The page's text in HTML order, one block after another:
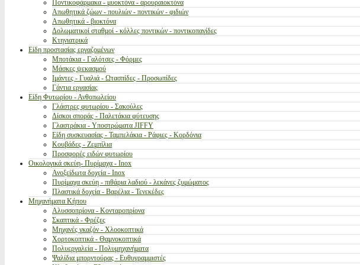
Ποντικοφάρμακα - μυοκτόνα - αρουραιοκτόνα
Απωθητικά ζώων - πουλιών - ποντικών - φιδιών
Απωθητικά - βιοκτόνα
Δολωματικοί σταθμοί - κόλλες ποντικών - ποντικοπαγίδες
Κτηνιατρικά
Είδη προστασίας εργαζομένων
Μποτάκια - Γαλότσες - Φόρμες
Μάσκες ψεκασμού
Ιμάντες - Γυαλιά - Ωτασπίδες - Προσωπίδες
Γάντια εργασίας
Είδη Φυτωρίου - Ανθοπωλείου
Γλάστρες φυτωρίου - Σακούλες
Δίσκοι σποράς - Παλετάκια φύτευσης
Γλαστράκια - Υποστρώματα JIFFY
Είδη συσκευασίας - Ταμπελάκια - Ράφιες - Κορδόνια
Κουβάδες - Ζεμπίλια
Προσφορές ειδών φυτωρίου
Οικολογικά σκεύη- Πυρίμαχα - Inox
Ανοξείδωτα δοχεία - Inox
Πυρίμαχα σκεύη - πιθάρια λαδιού - λεκάνες ζυμώματος
Πλαστικά δοχεία - Βαρέλια - Τενεκέδες
Μηχανήματα Κήπου
Αλυσσοπρίονα - Κονταροπρίονα
Σκαπτικά - Φρέζες
Μηχανές γκαζόν - Χλοοκοπτικά
Χορτοκοπτικά - Θαμνοκοπτικά
Πολυεργαλεία - Πολυμηχανήματα
Ψαλίδια μπορντούρας - Ευθυγραμμιστές